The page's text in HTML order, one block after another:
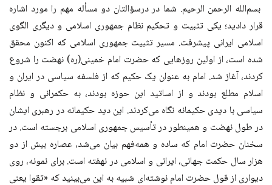
بسم‌الله الرحمن الرحیم. شما در درسؤالتان دو مسأله مهم را مورد اشاره
قرار دادید؛ یکی تثبیت و تحکیم نظام جمهوری اسلامی و دیگری الگوی
اسلامی ایرانی پیشرفت. مسیر تثبیت جمهوری اسلامی که اکنون محقق
شده است، از اولین روزهایی که حضرت امام خمینی(ره) نهضت را شروع
کردند، آغاز شد. امام به عنوان یک حکیم که از فلسفه سیاسی در ایران و
اسلام مطلع بودند و از اساتید این حوزه بودند، به حکمرانی و نظام
سیاسی با دیدی حکیمانه نگاه می‌کردند. این دید حکیمانه در رهبری ایشان
در طول نهضت و همینطور در تأسیس جمهوری اسلامی برجسته است. در
سخنان حضرت امام که ساده و همه‌فهم بیان می‌شد، عصاره بیش از دو
هزار سال حکمت جهانی، ایرانی و اسلامی در نهفته است. برای نمونه، روی‌
دیواری از قول حضرت امام نوشته‌ای شبیه به این می‌بینید که «تقوا یعنی